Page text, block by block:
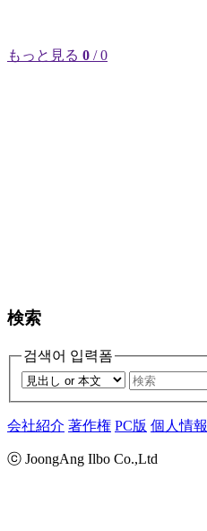
もっと見る 0 / 0
検索
검색어 입력폼
会社紹介 著作権 PC版 個人情報
ⓒ JoongAng Ilbo Co.,Ltd